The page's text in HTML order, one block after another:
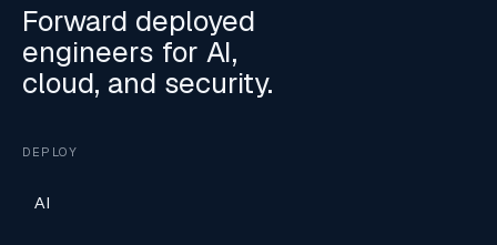
Forward deployed
engineers for AI,
cloud, and security.
DEPLOY
AI